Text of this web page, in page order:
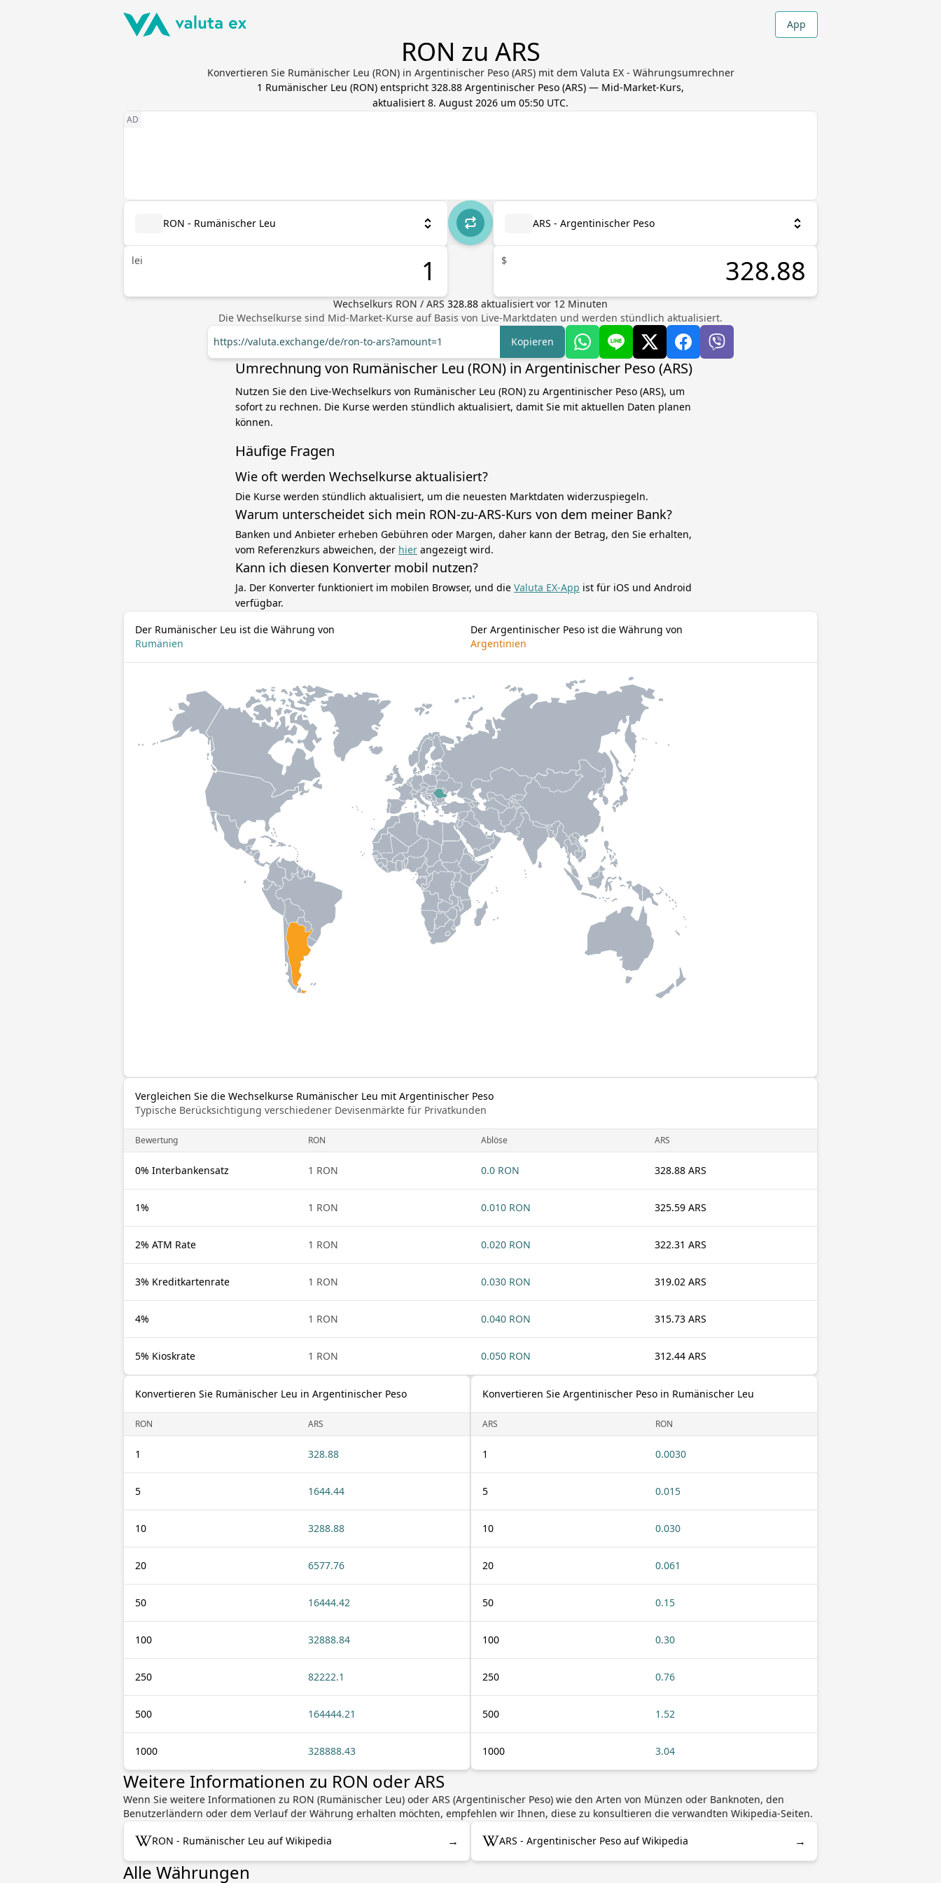
App
RON zu ARS
Konvertieren Sie Rumänischer Leu (RON) in Argentinischer Peso (ARS) mit dem Valuta EX - Währungsumrechner
1 Rumänischer Leu (RON) entspricht 328.88 Argentinischer Peso (ARS) — Mid-Market-Kurs,
aktualisiert 8. August 2026 um 05:50 UTC.
RON - Rumänischer Leu
lei
ARS - Argentinischer Peso
$
Wechselkurs RON / ARS 328.88 aktualisiert vor 12 Minuten
Die Wechselkurse sind Mid-Market-Kurse auf Basis von Live-Marktdaten und werden stündlich aktualisiert.
https://valuta.exchange/de/ron-to-ars?amount=1
Kopieren
Umrechnung von Rumänischer Leu (RON) in Argentinischer Peso (ARS)
Nutzen Sie den Live-Wechselkurs von Rumänischer Leu (RON) zu Argentinischer Peso (ARS), um
sofort zu rechnen. Die Kurse werden stündlich aktualisiert, damit Sie mit aktuellen Daten planen
können.
Häufige Fragen
Wie oft werden Wechselkurse aktualisiert?
Die Kurse werden stündlich aktualisiert, um die neuesten Marktdaten widerzuspiegeln.
Warum unterscheidet sich mein RON-zu-ARS-Kurs von dem meiner Bank?
Banken und Anbieter erheben Gebühren oder Margen, daher kann der Betrag, den Sie erhalten,
vom Referenzkurs abweichen, der hier angezeigt wird.
Kann ich diesen Konverter mobil nutzen?
Ja. Der Konverter funktioniert im mobilen Browser, und die Valuta EX-App ist für iOS und Android
verfügbar.
Der Rumänischer Leu ist die Währung von
Rumänien
Der Argentinischer Peso ist die Währung von
Argentinien
Vergleichen Sie die Wechselkurse Rumänischer Leu mit Argentinischer Peso
Typische Berücksichtigung verschiedener Devisenmärkte für Privatkunden
Bewertung RON Ablöse ARS
0% Interbankensatz 1 RON 0.0 RON 328.88 ARS
1% 1 RON 0.010 RON 325.59 ARS
2% ATM Rate 1 RON 0.020 RON 322.31 ARS
3% Kreditkartenrate 1 RON 0.030 RON 319.02 ARS
4% 1 RON 0.040 RON 315.73 ARS
5% Kioskrate 1 RON 0.050 RON 312.44 ARS
Konvertieren Sie Rumänischer Leu in Argentinischer Peso
RON ARS
1 328.88
5 1644.44
10 3288.88
20 6577.76
50 16444.42
100 32888.84
250 82222.1
500 164444.21
1000 328888.43
Konvertieren Sie Argentinischer Peso in Rumänischer Leu
ARS RON
1 0.0030
5 0.015
10 0.030
20 0.061
50 0.15
100 0.30
250 0.76
500 1.52
1000 3.04
Weitere Informationen zu RON oder ARS
Wenn Sie weitere Informationen zu RON (Rumänischer Leu) oder ARS (Argentinischer Peso) wie den Arten von Münzen oder Banknoten, den
Benutzerländern oder dem Verlauf der Währung erhalten möchten, empfehlen wir Ihnen, diese zu konsultieren die verwandten Wikipedia-Seiten.
RON - Rumänischer Leu auf Wikipedia → ARS - Argentinischer Peso auf Wikipedia →
Alle Währungen